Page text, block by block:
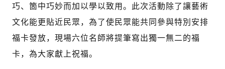
巧、箇中巧妙而加以學以致用。此次活動除了讓藝術
文化能更貼近民眾，為了使民眾能共同參與特別安排
福卡發放，現場六位名師將提筆寫出獨一無二的福
卡，為大家獻上祝福。